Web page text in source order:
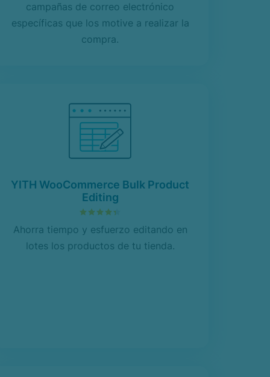
campañas de correo electrónico
específicas que los motive a realizar la
compra.
YITH WooCommerce Bulk Product
Editing
Ahorra tiempo y esfuerzo editando en
lotes los productos de tu tienda.